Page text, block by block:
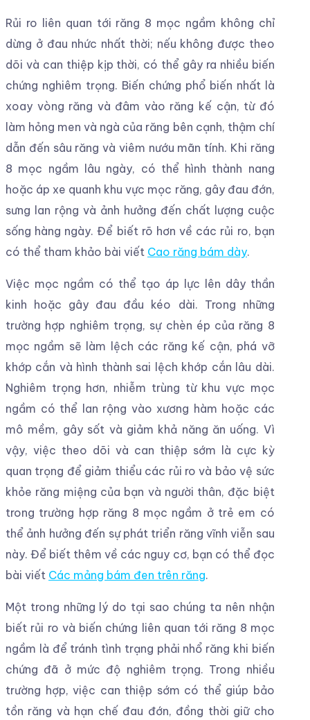
Rủi ro liên quan tới răng 8 mọc ngầm không chỉ
dừng ở đau nhức nhất thời; nếu không được theo
dõi và can thiệp kịp thời, có thể gây ra nhiều biến
chứng nghiêm trọng. Biến chứng phổ biến nhất là
xoay vòng răng và đâm vào răng kế cận, từ đó
làm hỏng men và ngà của răng bên cạnh, thậm chí
dẫn đến sâu răng và viêm nướu mãn tính. Khi răng
8 mọc ngầm lâu ngày, có thể hình thành nang
hoặc áp xe quanh khu vực mọc răng, gây đau đớn,
sưng lan rộng và ảnh hưởng đến chất lượng cuộc
sống hàng ngày. Để biết rõ hơn về các rủi ro, bạn
có thể tham khảo bài viết Cao răng bám dày.
Việc mọc ngầm có thể tạo áp lực lên dây thần
kinh hoặc gây đau đầu kéo dài. Trong những
trường hợp nghiêm trọng, sự chèn ép của răng 8
mọc ngầm sẽ làm lệch các răng kế cận, phá vỡ
khớp cắn và hình thành sai lệch khớp cắn lâu dài.
Nghiêm trọng hơn, nhiễm trùng từ khu vực mọc
ngầm có thể lan rộng vào xương hàm hoặc các
mô mềm, gây sốt và giảm khả năng ăn uống. Vì
vậy, việc theo dõi và can thiệp sớm là cực kỳ
quan trọng để giảm thiểu các rủi ro và bảo vệ sức
khỏe răng miệng của bạn và người thân, đặc biệt
trong trường hợp răng 8 mọc ngầm ở trẻ em có
thể ảnh hưởng đến sự phát triển răng vĩnh viễn sau
này. Để biết thêm về các nguy cơ, bạn có thể đọc
bài viết Các mảng bám đen trên răng.
Một trong những lý do tại sao chúng ta nên nhận
biết rủi ro và biến chứng liên quan tới răng 8 mọc
ngầm là để tránh tình trạng phải nhổ răng khi biến
chứng đã ở mức độ nghiêm trọng. Trong nhiều
trường hợp, việc can thiệp sớm có thể giúp bảo
tồn răng và hạn chế đau đớn, đồng thời giữ cho